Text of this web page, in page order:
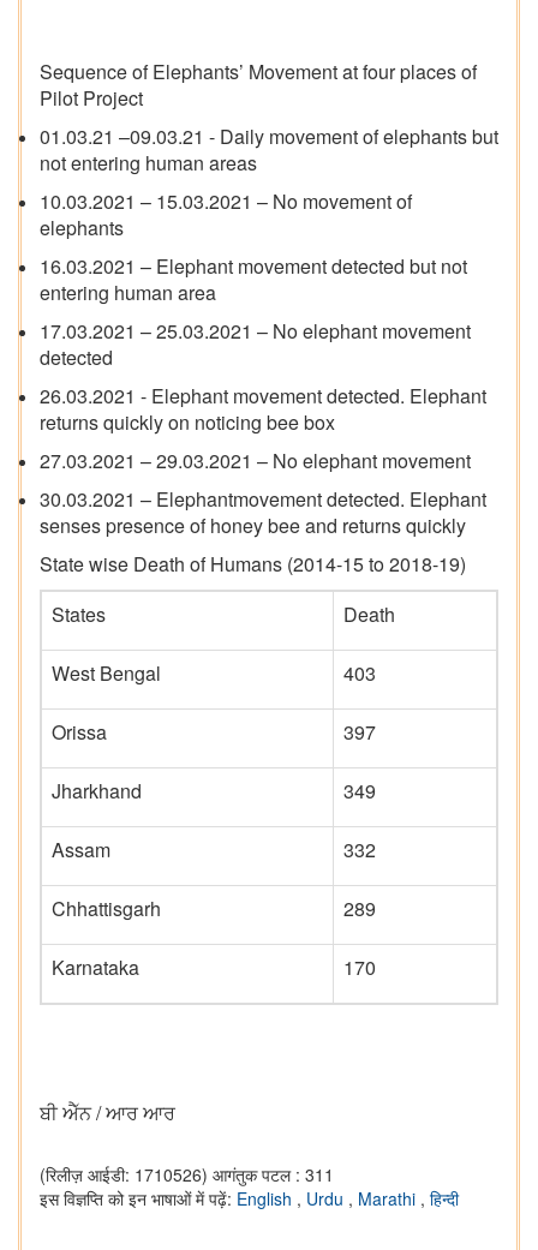
Sequence of Elephants’ Movement at four places of
Pilot Project
01.03.21 –09.03.21 - Daily movement of elephants but
not entering human areas
10.03.2021 – 15.03.2021 – No movement of
elephants
16.03.2021 – Elephant movement detected but not
entering human area
17.03.2021 – 25.03.2021 – No elephant movement
detected
26.03.2021 - Elephant movement detected. Elephant
returns quickly on noticing bee box
27.03.2021 – 29.03.2021 – No elephant movement
30.03.2021 – Elephantmovement detected. Elephant
senses presence of honey bee and returns quickly
State wise Death of Humans (2014-15 to 2018-19)
States
Death
West Bengal 403
Orissa 397
Jharkhand 349
Assam 332
Chhattisgarh 289
Karnataka 170
ਬੀ ਐੱਨ / ਆਰ ਆਰ
(रिलीज़ आईडी: 1710526) आगंतुक पटल : 311
इस विज्ञप्ति को इन भाषाओं में पढ़ें: English , Urdu , Marathi , हिन्दी